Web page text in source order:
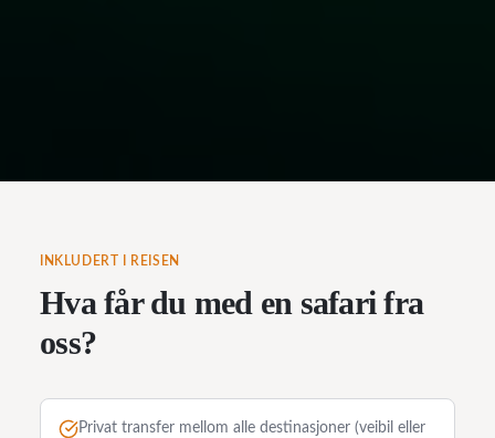
INKLUDERT I REISEN
Hva får du med en safari fra
oss?
Privat transfer mellom alle destinasjoner (veibil eller